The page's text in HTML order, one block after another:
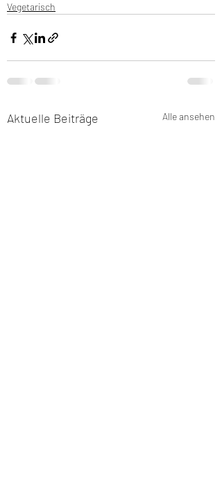
Vegetarisch
Aktuelle Beiträge Alle ansehen